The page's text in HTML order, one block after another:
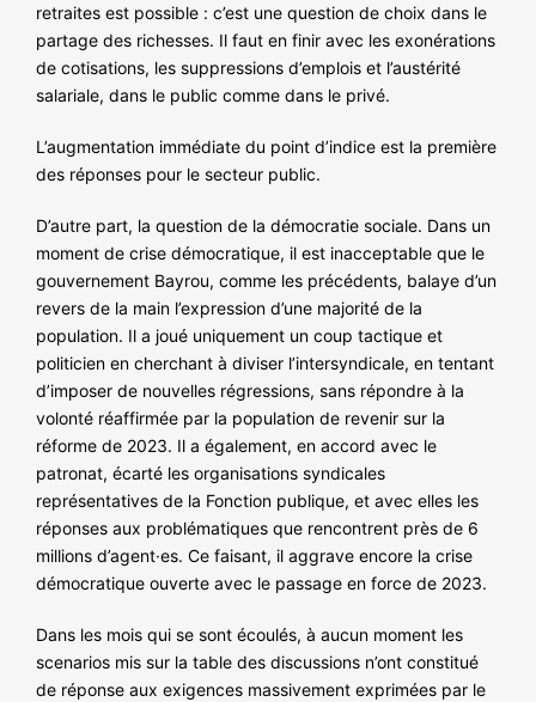
retraites est possible : c’est une question de choix dans le
partage des richesses. Il faut en finir avec les exonérations
de cotisations, les suppressions d’emplois et l’austérité
salariale, dans le public comme dans le privé.
L’augmentation immédiate du point d’indice est la première
des réponses pour le secteur public.
D’autre part, la question de la démocratie sociale. Dans un
moment de crise démocratique, il est inacceptable que le
gouvernement Bayrou, comme les précédents, balaye d’un
revers de la main l’expression d’une majorité de la
population. Il a joué uniquement un coup tactique et
politicien en cherchant à diviser l’intersyndicale, en tentant
d’imposer de nouvelles régressions, sans répondre à la
volonté réaffirmée par la population de revenir sur la
réforme de 2023. Il a également, en accord avec le
patronat, écarté les organisations syndicales
représentatives de la Fonction publique, et avec elles les
réponses aux problématiques que rencontrent près de 6
millions d’agent·es. Ce faisant, il aggrave encore la crise
démocratique ouverte avec le passage en force de 2023.
Dans les mois qui se sont écoulés, à aucun moment les
scenarios mis sur la table des discussions n’ont constitué
de réponse aux exigences massivement exprimées par le